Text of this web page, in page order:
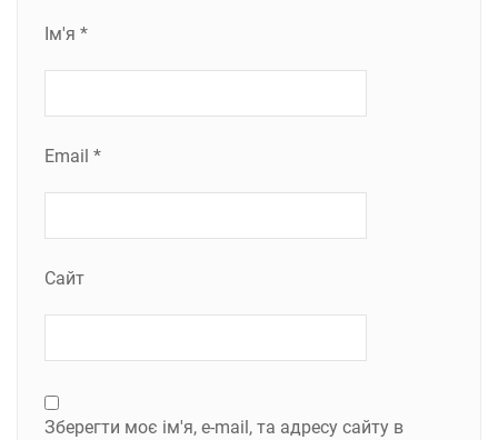
Ім'я *
Email *
Сайт
Зберегти моє ім'я, e-mail, та адресу сайту в